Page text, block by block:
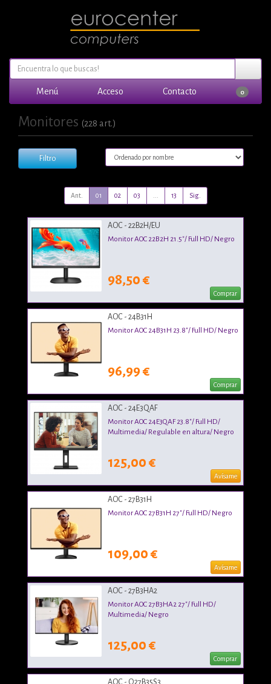
Menú Acceso Contacto 0
Monitores (228 art.)
Filtro
Ant. 01 02 03 13 Sig.
AOC - 22B2H/EU
Monitor AOC 22B2H 21.5"/ Full HD/ Negro
98,50 €
Comprar
AOC - 24B31H
Monitor AOC 24B31H 23.8"/ Full HD/ Negro
96,99 €
Comprar
AOC - 24E3QAF
Monitor AOC 24E3QAF 23.8"/ Full HD/
Multimedia/ Regulable en altura/ Negro
125,00 €
Avísame
AOC - 27B31H
Monitor AOC 27B31H 27"/ Full HD/ Negro
109,00 €
Avísame
AOC - 27B3HA2
Monitor AOC 27B3HA2 27"/ Full HD/
Multimedia/ Negro
125,00 €
Comprar